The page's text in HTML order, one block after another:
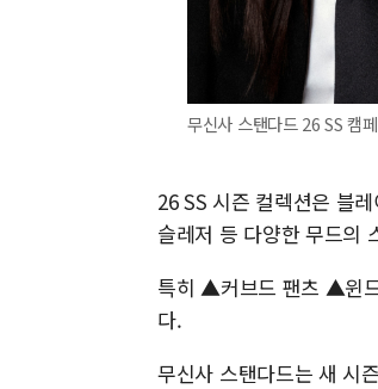
무신사 스탠다드 26 SS 캠
26 SS 시즌 컬렉션은 블
슬레저 등 다양한 무드의
특히 ▲커브드 팬츠 ▲윈
다.
무신사 스탠다드는 새 시